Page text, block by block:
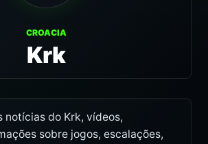
CROACIA
Krk
notícias do Krk, vídeos,
sobre jogos, escalações,